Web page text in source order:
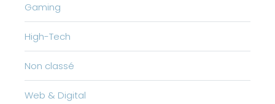
Gaming
High-Tech
Non classé
Web & Digital